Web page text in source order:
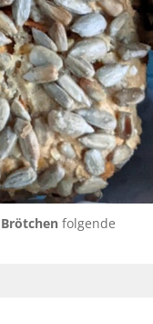
folgende